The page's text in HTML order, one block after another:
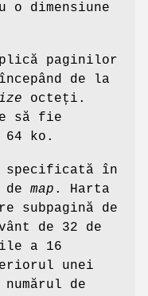
o dimensiune
paginilor
de la
octeți.
să fie
ko.
specificată în
de map . Harta
subpagină de
de 32 de
a 16
unei
de